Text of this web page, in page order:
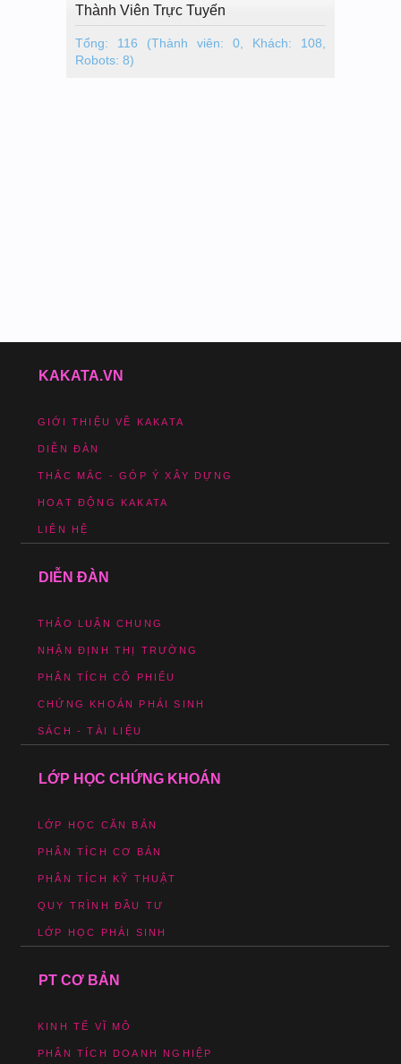
Thành Viên Trực Tuyến
Tổng: 116 (Thành viên: 0, Khách: 108,
Robots: 8)
KAKATA.VN
GIỚI THIỆU VỀ KAKATA
DIỄN ĐÀN
THẮC MẮC - GÓP Ý XÂY DỰNG
HOẠT ĐỘNG KAKATA
LIÊN HỆ
DIỄN ĐÀN
THẢO LUẬN CHUNG
NHẬN ĐỊNH THỊ TRƯỜNG
PHÂN TÍCH CỔ PHIẾU
CHỨNG KHOÁN PHÁI SINH
SÁCH - TÀI LIỆU
LỚP HỌC CHỨNG KHOÁN
LỚP HỌC CĂN BẢN
PHÂN TÍCH CƠ BẢN
PHÂN TÍCH KỸ THUẬT
QUY TRÌNH ĐẦU TƯ
LỚP HỌC PHÁI SINH
PT CƠ BẢN
KINH TẾ VĨ MÔ
PHÂN TÍCH DOANH NGHIỆP